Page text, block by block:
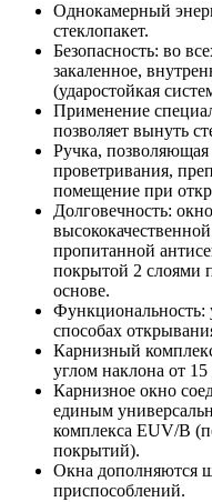
Однокамерный
стеклопакет.
Безопасность: во
закаленное,
(ударостойкая
Применение
позволяет вынуть
Ручка, позволяющая
проветривания,
помещение при
Долговечность:
пропитанной
покрытой 2 слоями
основе.
Функциональность:
способах
Карнизный
углом наклона от 15
Карнизное окно
единым
комплекса EUV/B
покрытий).
Окна дополняются
приспособлений.